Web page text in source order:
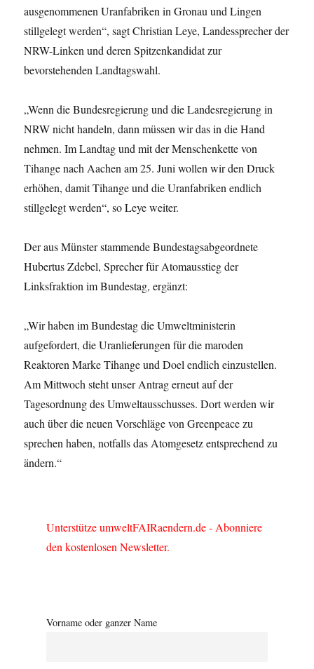
ausgenommenen Uranfabriken in Gronau und Lingen
stillgelegt werden“, sagt Christian Leye, Landessprecher der
NRW-Linken und deren Spitzenkandidat zur
bevorstehenden Landtagswahl.
„Wenn die Bundesregierung und die Landesregierung in
NRW nicht handeln, dann müssen wir das in die Hand
nehmen. Im Landtag und mit der Menschenkette von
Tihange nach Aachen am 25. Juni wollen wir den Druck
erhöhen, damit Tihange und die Uranfabriken endlich
stillgelegt werden“, so Leye weiter.
Der aus Münster stammende Bundestagsabgeordnete
Hubertus Zdebel, Sprecher für Atomausstieg der
Linksfraktion im Bundestag, ergänzt:
„Wir haben im Bundestag die Umweltministerin
aufgefordert, die Uranlieferungen für die maroden
Reaktoren Marke Tihange und Doel endlich einzustellen.
Am Mittwoch steht unser Antrag erneut auf der
Tagesordnung des Umweltausschusses. Dort werden wir
auch über die neuen Vorschläge von Greenpeace zu
sprechen haben, notfalls das Atomgesetz entsprechend zu
ändern.“
Unterstütze umweltFAIRaendern.de - Abonniere
den kostenlosen Newsletter.
Vorname oder ganzer Name